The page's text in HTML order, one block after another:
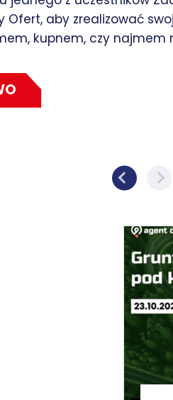
Ofert, aby zrealizować
kupnem, czy najmem